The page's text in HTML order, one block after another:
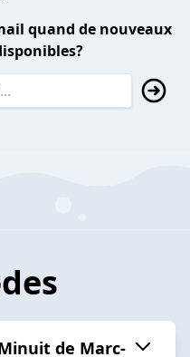
quand de nouveaux
de Marc-